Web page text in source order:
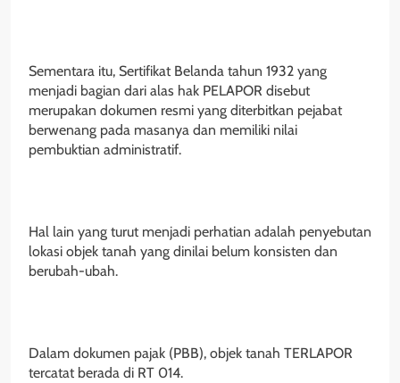
Sementara itu, Sertifikat Belanda tahun 1932 yang
menjadi bagian dari alas hak PELAPOR disebut
merupakan dokumen resmi yang diterbitkan pejabat
berwenang pada masanya dan memiliki nilai
pembuktian administratif.
Hal lain yang turut menjadi perhatian adalah penyebutan
lokasi objek tanah yang dinilai belum konsisten dan
berubah-ubah.
Dalam dokumen pajak (PBB), objek tanah TERLAPOR
tercatat berada di RT 014.